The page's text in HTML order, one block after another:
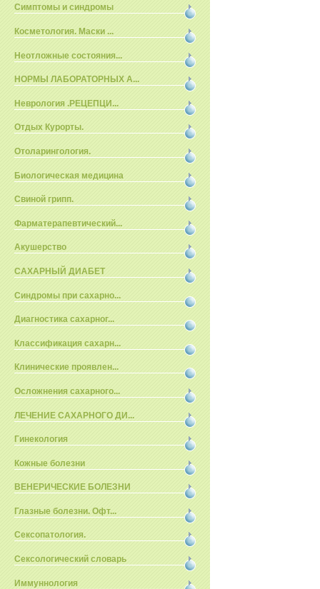
Симптомы и синдромы
Косметология. Маски ...
Неотложные состояния...
НОРМЫ ЛАБОРАТОРНЫХ А...
Неврология .РЕЦЕПЦИ...
Отдых Курорты.
Отоларингология.
Биологическая медицина
Свиной грипп.
Фарматерапевтический...
Акушерство
САХАРНЫЙ ДИАБЕТ
Синдромы при сахарно...
Диагностика сахарног...
Классификация сахарн...
Клинические проявлен...
Осложнения сахарного...
ЛЕЧЕНИЕ САХАРНОГО ДИ...
Гинекология
Кожные болезни
ВЕНЕРИЧЕСКИЕ БОЛЕЗНИ
Глазные болезни. Офт...
Сексопатология.
Сексологический словарь
Иммуннология